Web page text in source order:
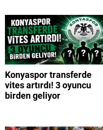
Konyaspor transferde
vites artırdı! 3 oyuncu
birden geliyor